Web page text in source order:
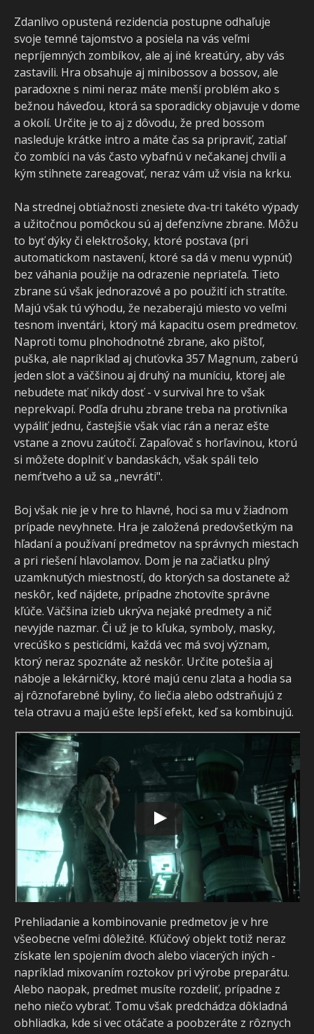
Zdanlivo opustená rezidencia postupne odhaľuje
svoje temné tajomstvo a posiela na vás veľmi
nepríjemných zombíkov, ale aj iné kreatúry, aby vás
zastavili. Hra obsahuje aj minibossov a bossov, ale
paradoxne s nimi neraz máte menší problém ako s
bežnou háveďou, ktorá sa sporadicky objavuje v dome
a okolí. Určite je to aj z dôvodu, že pred bossom
nasleduje krátke intro a máte čas sa pripraviť, zatiaľ
čo zombíci na vás často vybafnú v nečakanej chvíli a
kým stihnete zareagovať, neraz vám už visia na krku.
Na strednej obtiažnosti znesiete dva-tri takéto výpady
a užitočnou pomôckou sú aj defenzívne zbrane. Môžu
to byť dýky či elektrošoky, ktoré postava (pri
automatickom nastavení, ktoré sa dá v menu vypnúť)
bez váhania použije na odrazenie nepriateľa. Tieto
zbrane sú však jednorazové a po použití ich stratíte.
Majú však tú výhodu, že nezaberajú miesto vo veľmi
tesnom inventári, ktorý má kapacitu osem predmetov.
Naproti tomu plnohodnotné zbrane, ako pištoľ,
puška, ale napríklad aj chuťovka 357 Magnum, zaberú
jeden slot a väčšinou aj druhý na muníciu, ktorej ale
nebudete mať nikdy dosť - v survival hre to však
neprekvapí. Podľa druhu zbrane treba na protivníka
vypáliť jednu, častejšie však viac rán a neraz ešte
vstane a znovu zaútočí. Zapaľovač s horľavinou, ktorú
si môžete doplniť v bandaskách, však spáli telo
nemŕtveho a už sa „nevráti".
Boj však nie je v hre to hlavné, hoci sa mu v žiadnom
prípade nevyhnete. Hra je založená predovšetkým na
hľadaní a používaní predmetov na správnych miestach
a pri riešení hlavolamov. Dom je na začiatku plný
uzamknutých miestností, do ktorých sa dostanete až
neskôr, keď nájdete, prípadne zhotovíte správne
kľúče. Väčšina izieb ukrýva nejaké predmety a nič
nevyjde nazmar. Či už je to kľuka, symboly, masky,
vrecúško s pesticídmi, každá vec má svoj význam,
ktorý neraz spoznáte až neskôr. Určite potešia aj
náboje a lekárničky, ktoré majú cenu zlata a hodia sa
aj rôznofarebné byliny, čo liečia alebo odstraňujú z
tela otravu a majú ešte lepší efekt, keď sa kombinujú.
Prehliadanie a kombinovanie predmetov je v hre
všeobecne veľmi dôležité. Kľúčový objekt totiž neraz
získate len spojením dvoch alebo viacerých iných -
napríklad mixovaním roztokov pri výrobe preparátu.
Alebo naopak, predmet musíte rozdeliť, prípadne z
neho niečo vybrať. Tomu však predchádza dôkladná
obhliadka, kde si vec otáčate a poobzeráte z rôznych